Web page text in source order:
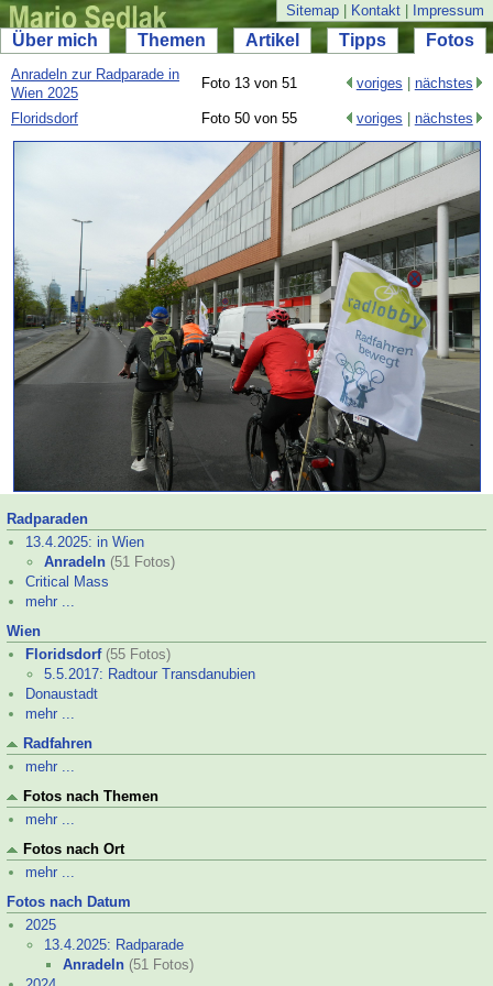
Sitemap Kontakt Impressum
Über mich Themen Artikel Tipps Fotos
Anradeln zur Radparade in
Wien 2025
Foto 13 von 51 voriges nächstes
Floridsdorf Foto 50 von 55 voriges nächstes
Radparaden
13.4.2025: in Wien
Anradeln (51 Fotos)
Critical Mass
mehr ...
Wien
Floridsdorf (55 Fotos)
5.5.2017: Radtour Transdanubien
Donaustadt
mehr ...
Radfahren
mehr ...
Fotos nach Themen
mehr ...
Fotos nach Ort
mehr ...
Fotos nach Datum
2025
13.4.2025: Radparade
Anradeln (51 Fotos)